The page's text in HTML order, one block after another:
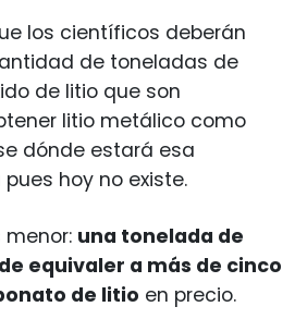
los científicos deberán
de toneladas de
de litio que son
litio metálico como
dónde estará esa
hoy no existe.
menor: una tonelada de
equivaler a más de cinco
de litio en precio.